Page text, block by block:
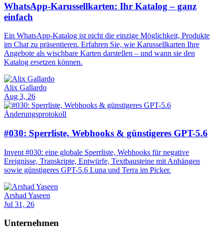
WhatsApp-Karussellkarten: Ihr Katalog – ganz
einfach
Ein WhatsApp-Katalog ist nicht die einzige Möglichkeit, Produkte
im Chat zu präsentieren. Erfahren Sie, wie Karussellkarten Ihre
Angebote als wischbare Karten darstellen – und wann sie den
Katalog ersetzen können.
Alix Gallardo
Aug 3, 26
Änderungsprotokoll
#030: Sperrliste, Webhooks & günstigeres GPT-5.6
Invent #030: eine globale Sperrliste, Webhooks für negative
Ereignisse, Transkripte, Entwürfe, Textbausteine mit Anhängen
sowie günstigeres GPT-5.6 Luna und Terra im Picker.
Arshad Yaseen
Jul 31, 26
Unternehmen